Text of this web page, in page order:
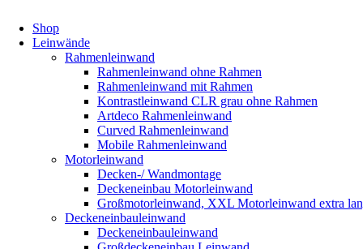
Shop
Leinwände
Rahmenleinwand
Rahmenleinwand ohne Rahmen
Rahmenleinwand mit Rahmen
Kontrastleinwand CLR grau ohne Rahmen
Artdeco Rahmenleinwand
Curved Rahmenleinwand
Mobile Rahmenleinwand
Motorleinwand
Decken-/ Wandmontage
Deckeneinbau Motorleinwand
Großmotorleinwand, XXL Motorleinwand extra
Deckeneinbauleinwand
Deckeneinbauleinwand